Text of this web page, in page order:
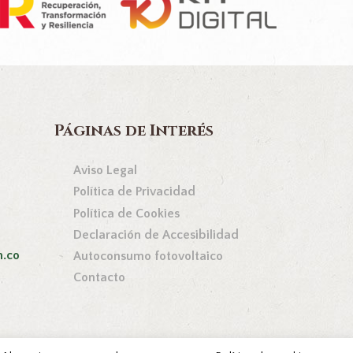
Páginas de Interés
Aviso Legal
Política de Privacidad
Política de Cookies
Declaración de Accesibilidad
Autoconsumo fotovoltaico
Contacto